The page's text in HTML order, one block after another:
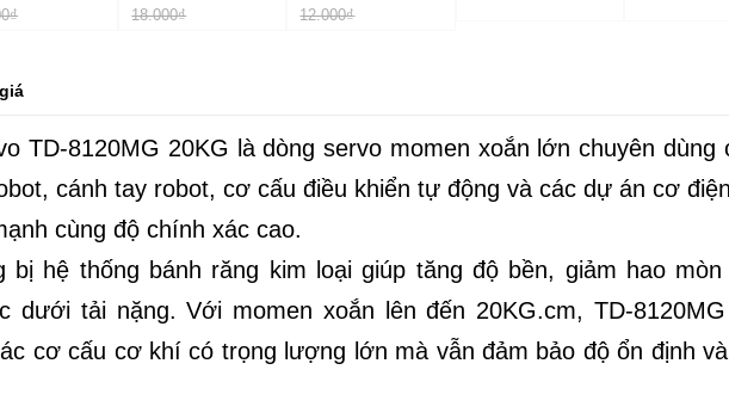
18.000₫ 12.000₫
TD-8120MG 20KG là dòng servo momen xoắn lớn chuyên dùng
cánh tay robot, cơ cấu điều khiển tự động và các dự án cơ
cùng độ chính xác cao.
bị hệ thống bánh răng kim loại giúp tăng độ bền, giảm hao mòn
dưới tải nặng. Với momen xoắn lên đến 20KG.cm, TD-
cơ cấu cơ khí có trọng lượng lớn mà vẫn đảm bảo độ ổn định